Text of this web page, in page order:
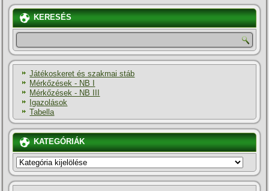
KERESÉS
Játékoskeret és szakmai stáb
Mérkőzések - NB I
Mérkőzések - NB III
Igazolások
Tabella
KATEGÓRIÁK
KATEGÓRIÁK